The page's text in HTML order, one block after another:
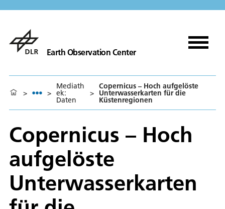
Earth Observation Center
> >
Mediath
ek:
Daten
>
Copernicus – Hoch aufgelöste
Unterwasserkarten für die
Küstenregionen
Copernicus – Hoch
aufgelöste
Unterwasserkarten